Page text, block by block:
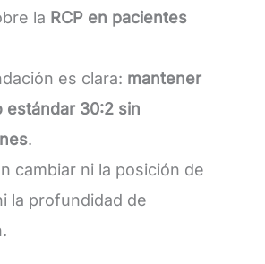
la RCP en pacientes
es clara: mantener
estándar 30:2 sin
.
cambiar ni la posición de
la profundidad de